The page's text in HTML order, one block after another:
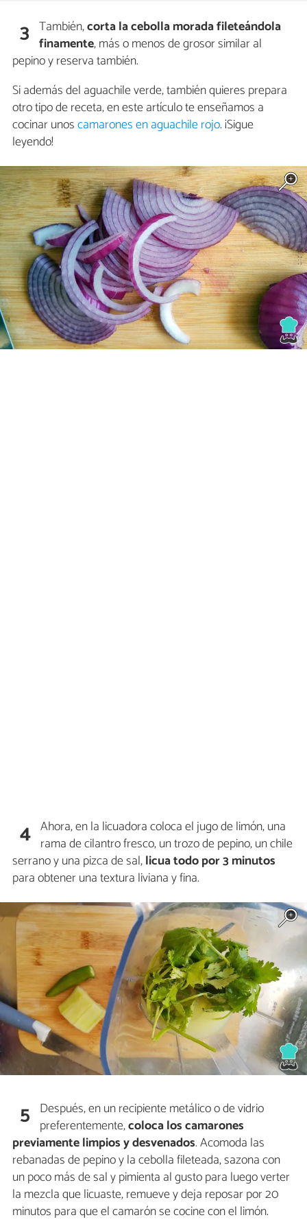
3 También,corta la cebolla morada fileteándola
finamente, más o menos de grosor similar al
pepino y reserva también.
Si además del aguachile verde, también quieres prepara
otro tipo de receta, en este artículo te enseñamos a
cocinar unoscamarones en aguachile rojo. ¡Sigue
leyendo!
4 Ahora, en la licuadora coloca el jugo de limón, una
rama de cilantro fresco, un trozo de pepino, un chile
serrano y una pizca de sal,licua todo por 3 minutos
para obtener una textura liviana y fina.
5 Después, en un recipiente metálico o de vidrio
preferentemente,coloca los camarones
previamente limpios y desvenados. Acomoda las
rebanadas de pepino y la cebolla fileteada, sazona con
un poco más de sal y pimienta al gusto para luego verter
la mezcla que licuaste, remueve y deja reposar por 20
minutos para que el camarón se cocine con el limón.